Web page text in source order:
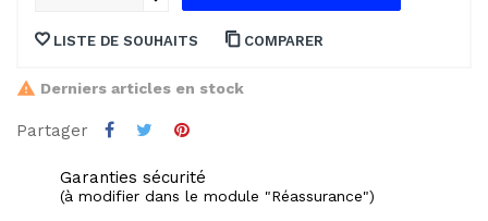
LISTE DE SOUHAITS COMPARER
Derniers articles en stock
Partager
Garanties sécurité
(à modifier dans le module "Réassurance")